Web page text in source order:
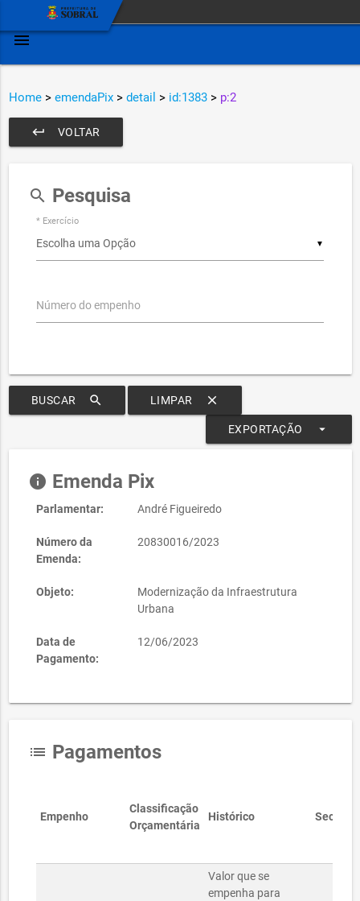
menu
Home > emendaPix > detail > id:1383 > p:2
VOLTAR
keyboard_return
search Pesquisa
▼
* Exercício
Número do empenho
BUSCAR search LIMPAR clear
EXPORTAÇÃO arrow_drop_down
info Emenda Pix
Parlamentar: André Figueiredo
Número da
Emenda:
20830016/2023
Objeto:
Modernização da Infraestrutura
Urbana
Data de
Pagamento:
12/06/2023
list Pagamentos
Empenho
Classificação
Orçamentária
Histórico
Valor que se
empenha para